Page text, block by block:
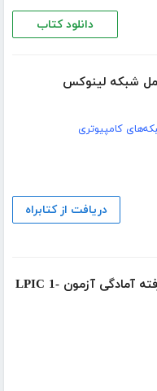
دانلود کتاب
شبکه لینوکس
کامپیوتری
دریافت از کتابراه
دانلود کتاب لینوکس مقدماتی و پیشرفته آمادگی آزمون LPIC 1-